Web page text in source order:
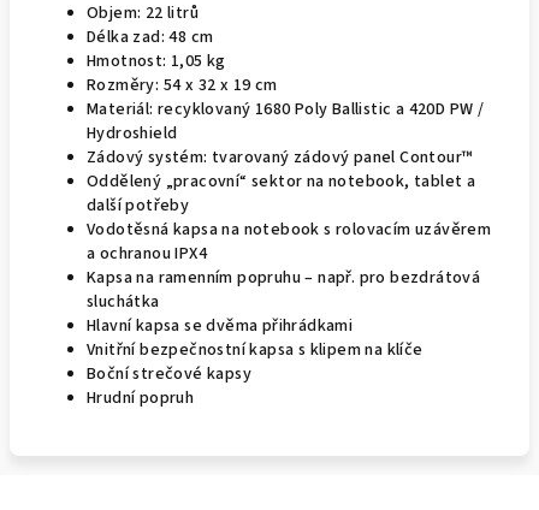
Objem: 22 litrů
Délka zad: 48 cm
Hmotnost: 1,05 kg
Rozměry: 54 x 32 x 19 cm
Materiál: recyklovaný 1680 Poly Ballistic a 420D PW /
Hydroshield
Zádový systém: tvarovaný zádový panel Contour™
Oddělený „pracovní“ sektor na notebook, tablet a
další potřeby
Vodotěsná kapsa na notebook s rolovacím uzávěrem
a ochranou IPX4
Kapsa na ramenním popruhu – např. pro bezdrátová
sluchátka
Hlavní kapsa se dvěma přihrádkami
Vnitřní bezpečnostní kapsa s klipem na klíče
Boční strečové kapsy
Hrudní popruh